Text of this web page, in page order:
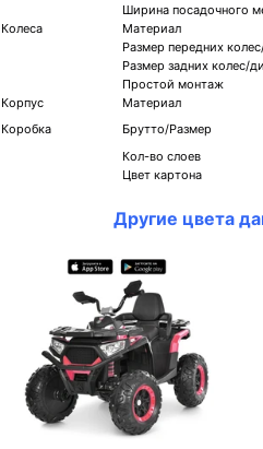
Ширина посадочного
Колеса
Материал
Размер передних
Размер задних колес/
Простой монтаж
Корпус
Материал
Коробка
Брутто/Размер
Кол-во слоев
Цвет картона
Другие цвета